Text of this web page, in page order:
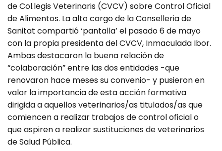
de Col.legis Veterinaris (CVCV) sobre Control Oficial
de Alimentos. La alto cargo de la Conselleria de
Sanitat compartió ‘pantalla’ el pasado 6 de mayo
con la propia presidenta del CVCV, Inmaculada Ibor.
Ambas destacaron la buena relación de
“colaboración” entre las dos entidades -que
renovaron hace meses su convenio- y pusieron en
valor la importancia de esta acción formativa
dirigida a aquellos veterinarios/as titulados/as que
comiencen a realizar trabajos de control oficial o
que aspiren a realizar sustituciones de veterinarios
de Salud Pública.